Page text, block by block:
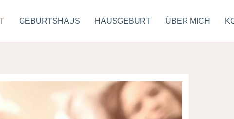
GEBURTSHAUS HAUSGEBURT ÜBER MICH